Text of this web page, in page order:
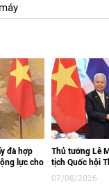
đà hợp
lực cho
Thủ tướng Lê
tịch Quốc hội
07/08/2026